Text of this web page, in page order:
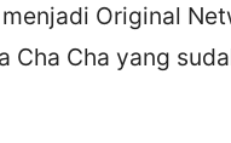
Original
Cha Cha yang